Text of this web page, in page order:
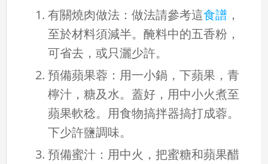
有關燒肉做法：做法請參考這食譜 ，
至於材料須減半。醃料中的五香粉，
可省去，或只灑少許。
預備蘋果蓉：用一小鍋，下蘋果，青
檸汁，糖及水。蓋好，用中小火煮至
蘋果軟稔。用食物搞拌器搞打成蓉。
下少許鹽調味。
預備蜜汁：用中火，把蜜糖和蘋果醋